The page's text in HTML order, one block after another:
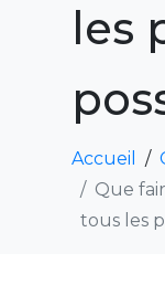
les
Accueil
Que
tous les